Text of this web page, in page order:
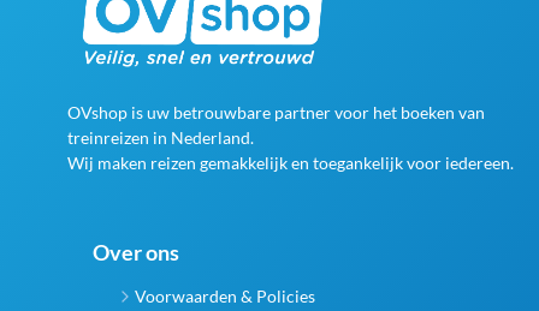
OVshop is uw betrouwbare partner voor het boeken van
treinreizen in Nederland.
Wij maken reizen gemakkelijk en toegankelijk voor iedereen.
Over ons
Voorwaarden & Policies